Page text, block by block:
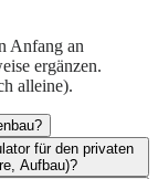
Anfang an
ergänzen.
alleine).
für den privaten
Aufbau)?​